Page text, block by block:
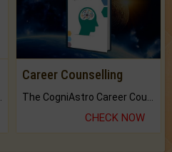
Career Counselling
CHECK NOW